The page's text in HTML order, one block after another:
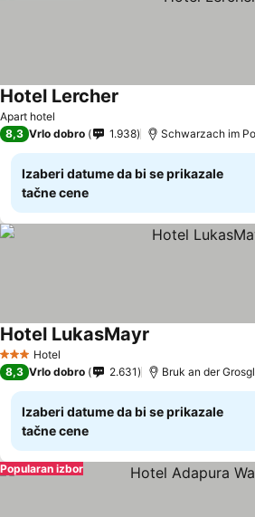
Apart hotel
Hotel Lercher
8,3 Vrlo dobro 1.938 Schwarzach im
Izaberi datume da bi se prikazale
tačne cene
3 Zvezdice
Hotel
Hotel LukasMayr
8,3 Vrlo dobro 2.631 Bruk an der
Izaberi datume da bi se prikazale
tačne cene
Popularan izbor